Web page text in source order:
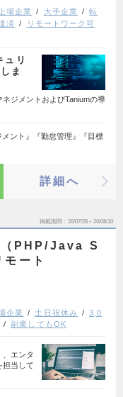
上場企業 大手企業
転
済
リモートワーク可
リ
ま
ジメントおよびTaniumの導
ント』『勤怠管理』『目標
詳細へ
掲載期間 26/07/28～26/08/10
（PHP/Java S
ート
企業 土日祝休み
3,0
副業してもOK
エンタ
担当して